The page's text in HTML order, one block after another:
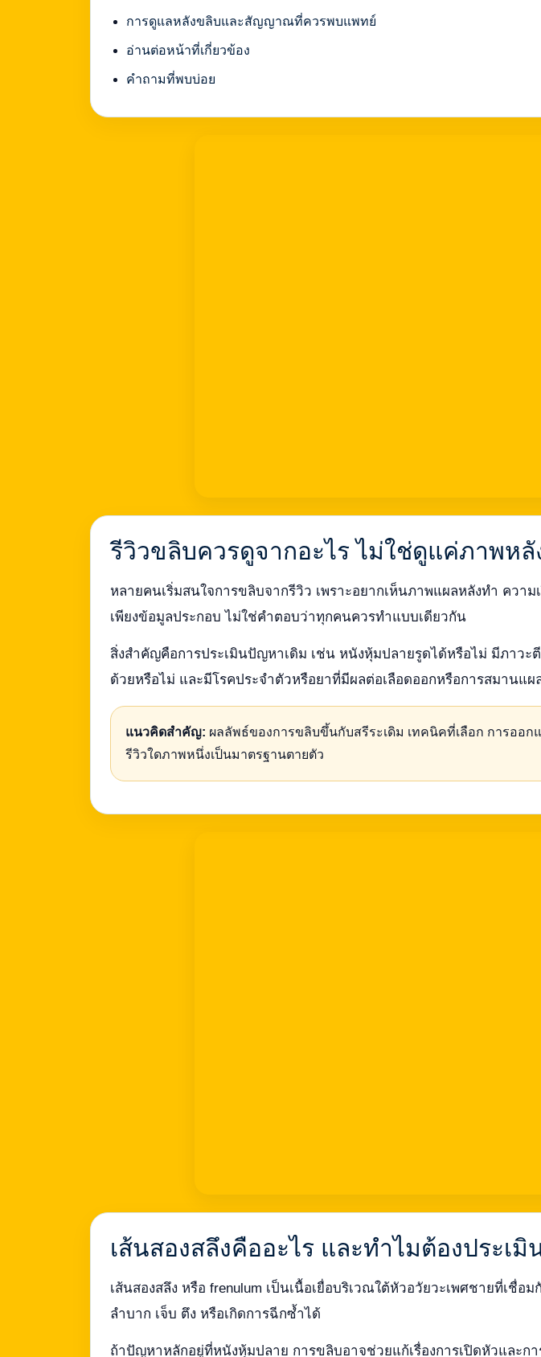
การดูแลหลังขลิบและสัญญาณที่ควรพบแพทย์
อ่านต่อหน้าที่เกี่ยวข้อง
คำถามที่พบบ่อย
รีวิวขลิบควรดูจากอะไร ไม่ใช่ดูแค่ภาพหลั
หลายคนเริ่มสนใจการขลิบจากรีวิว เพราะอยากเห็นภาพแผลหลังทำ คว
เพียงข้อมูลประกอบ ไม่ใช่คำตอบว่าทุกคนควรทำแบบเดียวกัน
สิ่งสำคัญคือการประเมินปัญหาเดิม เช่น หนังหุ้มปลายรูดได้หรือไม่ มีภาวะ
ด้วยหรือไม่ และมีโรคประจำตัวหรือยาที่มีผลต่อเลือดออกหรือการสมานแผ
แนวคิดสำคัญ: ผลลัพธ์ของการขลิบขึ้นกับสรีระเดิม เทคนิคที่เลือก การออ
รีวิวใดภาพหนึ่งเป็นมาตรฐานตายตัว
เส้นสองสลึงคืออะไร และทำไมต้องประเ
เส้นสองสลึง หรือ frenulum เป็นเนื้อเยื่อบริเวณใต้หัวอวัยวะเพศชายที่เ
ลำบาก เจ็บ ตึง หรือเกิดการฉีกซ้ำได้
ถ้าปัญหาหลักอยู่ที่หนังหุ้มปลาย การขลิบอาจช่วยแก้เรื่องการเปิดหัวและก